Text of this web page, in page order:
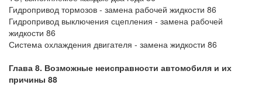
Гидропривод тормозов - замена рабочей жидкости 86
Гидропривод выключения сцепления - замена рабочей
жидкости 86
Система охлаждения двигателя - замена жидкости 86
Глава 8. Возможные неисправности автомобиля и их
причины 88